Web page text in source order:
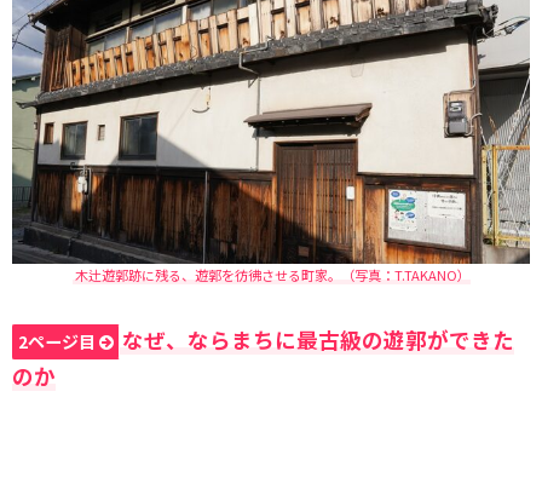
木辻遊郭跡に残る、遊郭を彷彿させる町家。（写真：T.TAKANO）
2ページ目
なぜ、ならまちに最古級の遊郭ができた
のか